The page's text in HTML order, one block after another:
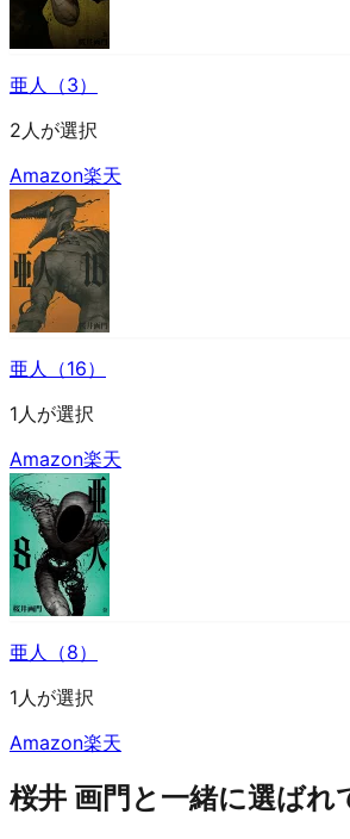
亜人（3）
2人が選択
Amazon楽天
亜人（16）
1人が選択
Amazon楽天
亜人（8）
1人が選択
Amazon楽天
桜井 画門と一緒に選ばれ